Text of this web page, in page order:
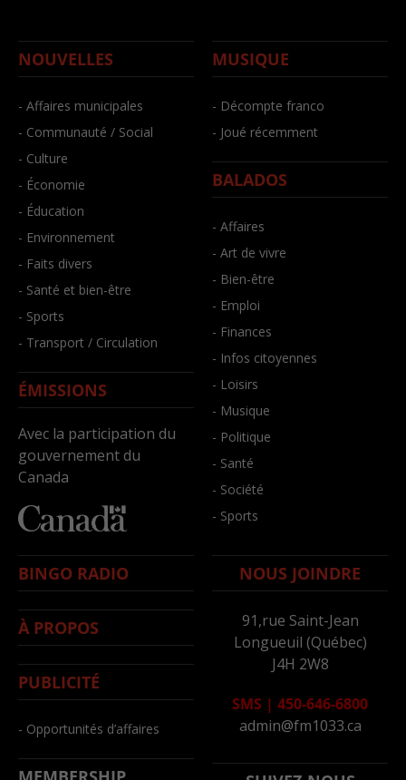
NOUVELLES
- Affaires municipales
- Communauté / Social
- Culture
- Économie
- Éducation
- Environnement
- Faits divers
- Santé et bien-être
- Sports
- Transport / Circulation
ÉMISSIONS
Avec la participation du
gouvernement du
Canada
MUSIQUE
- Décompte franco
- Joué récemment
BALADOS
- Affaires
- Art de vivre
- Bien-être
- Emploi
- Finances
- Infos citoyennes
- Loisirs
- Musique
- Politique
- Santé
- Société
- Sports
BINGO RADIO
À PROPOS
PUBLICITÉ
- Opportunités d’affaires
NOUS JOINDRE
91,rue Saint-Jean
Longueuil (Québec)
J4H 2W8
SMS | 450-646-6800
admin@fm1033.ca